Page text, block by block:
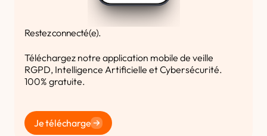
Restez connecté(e).
Téléchargez notre application mobile de veille
RGPD, Intelligence Artificielle et Cybersécurité.
100% gratuite.
Je télécharge